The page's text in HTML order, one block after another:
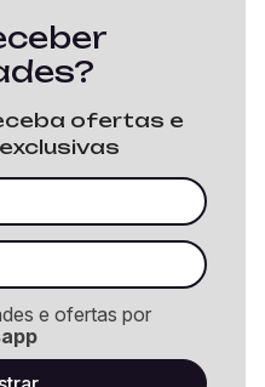
ofertas e
e ofertas por